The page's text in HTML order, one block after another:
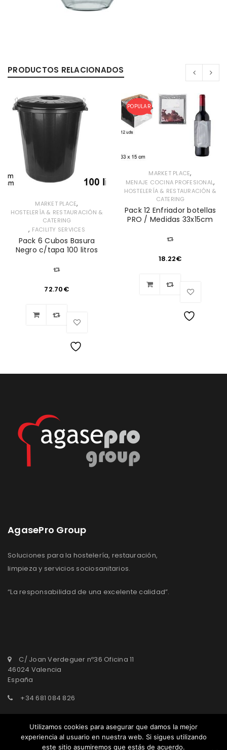
PRODUCTOS RELACIONADOS
MARKET PLACE,
HOSTELERÍA & RESTAURACIÓN &
CATERING
, FACILITY SERVICES
Pack 6 Cubos Basura
Negro c/tapa 100 litros
72.70€
POPULAR
MARKET PLACE,
MENAJE COCINA PROFESIONAL,
HOSTELERÍA & RESTAURACIÓN &
CATERING
Pack 12 Enfriador botellas
PRO / Medidas 33x15cm
18.22€
deseos
AgasePro Group
Soluciones para la hostelería, restauración,
limpieza y servicios sociosanitarios.
“La responsabilidad de una excelente calidad”.
C/ Joan Verdeguer nº36 Oficina 11
46024 Valencia
España
+34 681 084 826
agasepro@agasepro.com
Utilizamos cookies para asegurar que damos la mejor
experiencia al usuario en nuestra web. Si sigues utilizando
este sitio asumiremos que estás de acuerdo.